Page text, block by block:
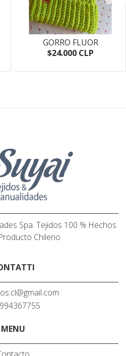
GORRO FLUOR
$24.000 CLP
Spa. Tejidos 100 % Hechos
Chileno
MENU